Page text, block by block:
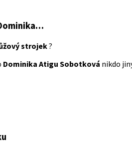
strojek?
Dominika Atigu Sobotková nikdo